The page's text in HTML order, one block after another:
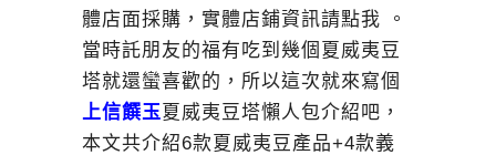
體店面採購，實體店鋪資訊請點我 。
當時託朋友的福有吃到幾個夏威夷豆
塔就還蠻喜歡的，所以這次就來寫個
上信饌玉夏威夷豆塔懶人包介紹吧，
本文共介紹6款夏威夷豆產品+4款義